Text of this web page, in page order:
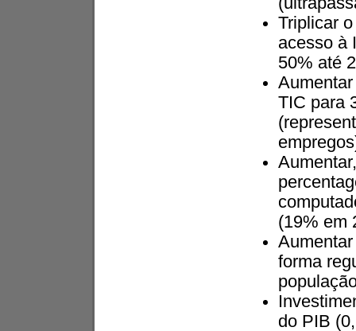
Triplicar
acesso à
50% até
TIC para
(19% em
forma
do PIB